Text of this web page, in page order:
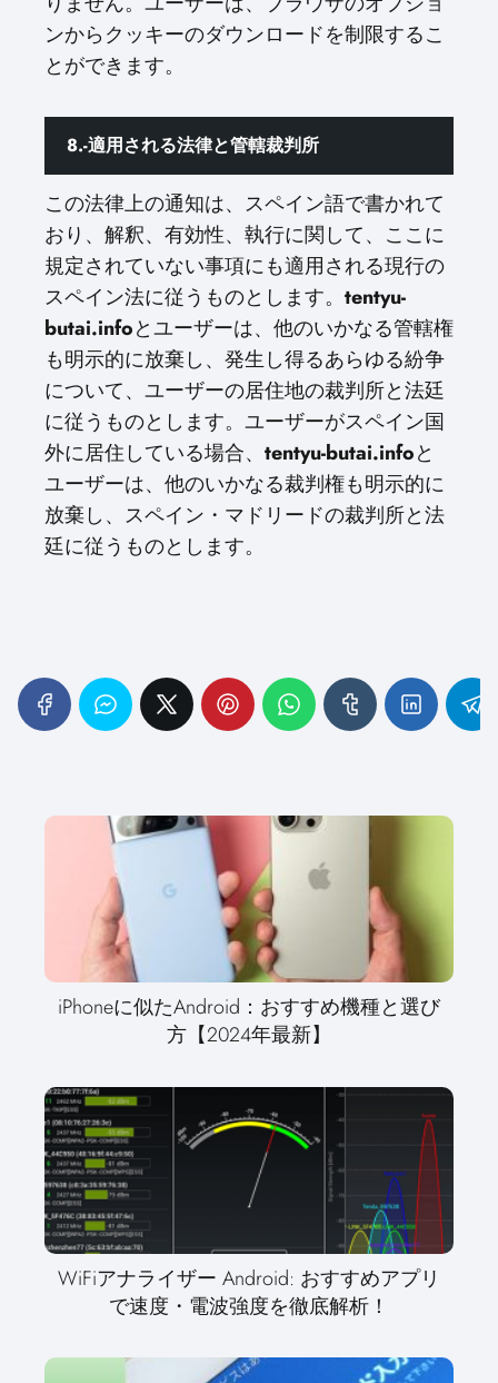
ンからクッキーのダウンロードを制限するこ
とができます。
8.-適用される法律と管轄裁判所
この法律上の通知は、スペイン語で書かれて
おり、解釈、有効性、執行に関して、ここに
規定されていない事項にも適用される現行の
スペイン法に従うものとします。 tentyu-
butai.infoとユーザーは、他のいかなる管轄権
も明示的に放棄し、発生し得るあらゆる紛争
について、ユーザーの居住地の裁判所と法廷
に従うものとします。ユーザーがスペイン国
外に居住している場合、 tentyu-butai.infoと
ユーザーは、他のいかなる裁判権も明示的に
放棄し、スペイン・マドリードの裁判所と法
廷に従うものとします。
iPhoneに似たAndroid：おすすめ機種と選び
方【2024年最新】
WiFiアナライザー Android: おすすめアプリ
で速度・電波強度を徹底解析！